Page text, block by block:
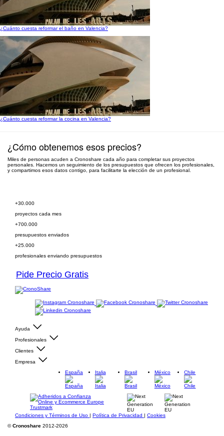
¿Cuánto cuesta reformar el baño en Valencia?
¿Cuánto cuesta reformar la cocina en Valencia?
¿Cómo obtenemos esos precios?
Miles de personas acuden a Cronoshare cada año para completar sus proyectos
personales. Hacemos un seguimiento de los presupuestos que ofrecen los profesionales,
y compartimos esos datos contigo, para facilitarte la elección de un profesional.
+30.000
proyectos cada mes
+700.000
presupuestos enviados
+25.000
profesionales enviando presupuestos
Pide Precio Gratis
Ayuda
Profesionales
Clientes
Empresa
España
Italia Brasil México Chile
Condiciones y Términos de Uso | Política de Privacidad | Cookies
©Cronoshare 2012-2026